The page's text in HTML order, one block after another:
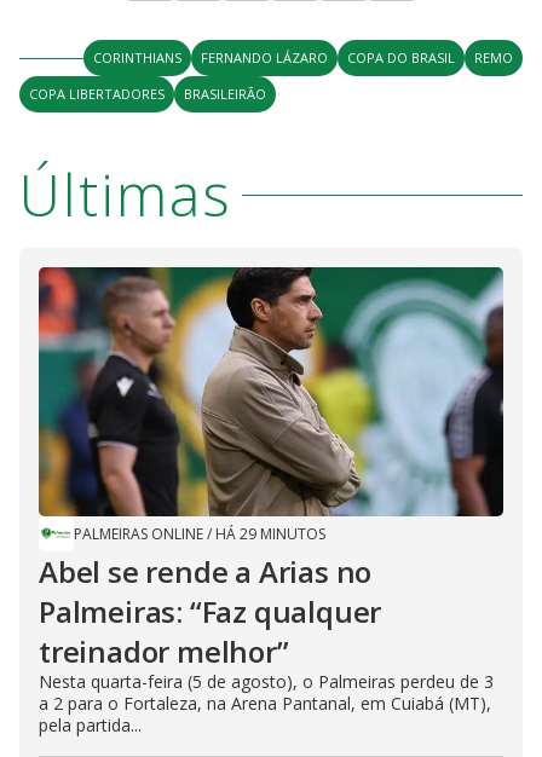
CORINTHIANS FERNANDO LÁZARO COPA DO BRASIL
REMO
COPA LIBERTADORES
BRASILEIRÃO
Últimas
PALMEIRAS ONLINE/ HÁ 29 MINUTOS
Abel se rende a Arias no
Palmeiras: “Faz qualquer
treinador melhor”
Nesta quarta-feira (5 de agosto), o Palmeiras perdeu de 3
a 2 para o Fortaleza, na Arena Pantanal, em Cuiabá (MT),
pela partida...